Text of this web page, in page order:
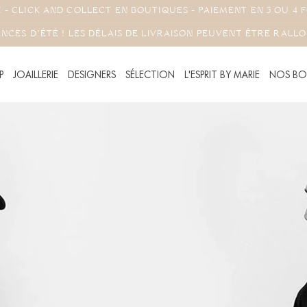
CLICK AND COLLECT EN BOUTIQUES - PAIEMENT EN 3 OU 4
D'ÉTÉ ! LES DÉLAIS DE LIVRAISON PEUVENT ÊTRE
JOAILLERIE DESIGNERS SÉLECTION L'ESPRIT BY MARIE NOS